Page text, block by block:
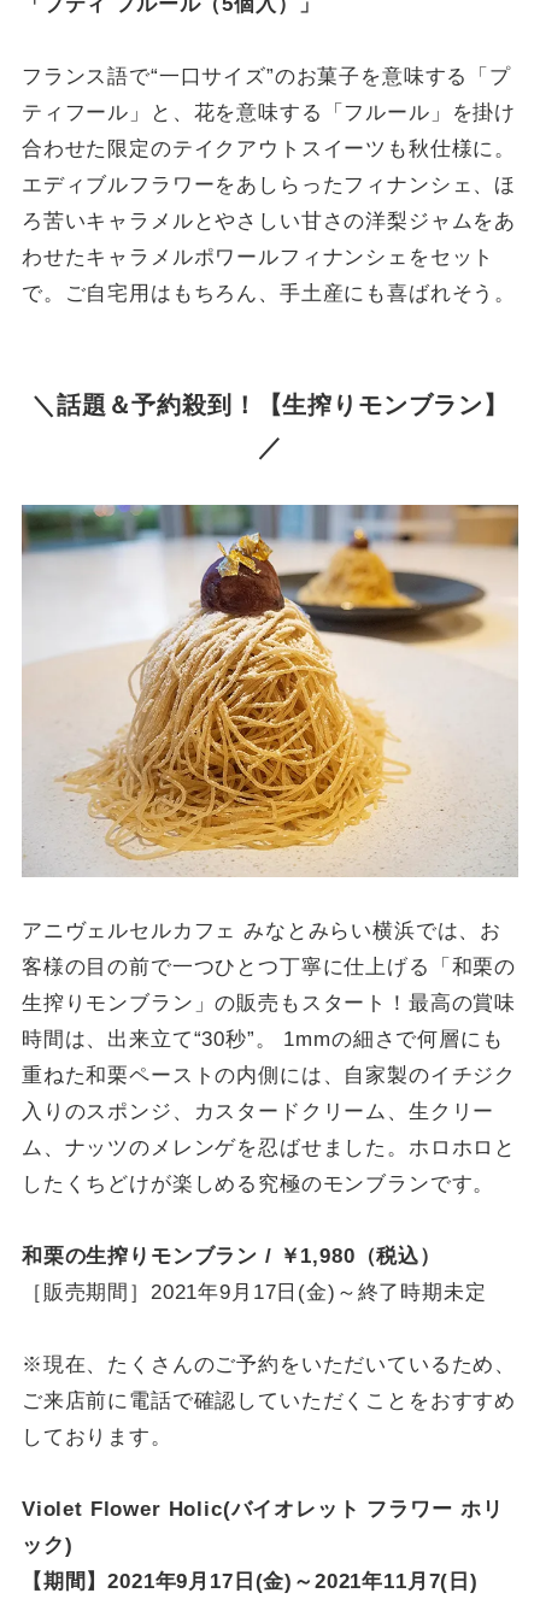
フランス語で“一口サイズ”のお菓子を意味する「プ
ティフール」と、花を意味する「フルール」を掛け
合わせた限定のテイクアウトスイーツも秋仕様に。
エディブルフラワーをあしらったフィナンシェ、ほ
ろ苦いキャラメルとやさしい甘さの洋梨ジャムをあ
わせたキャラメルポワールフィナンシェをセット
で。ご自宅用はもちろん、手土産にも喜ばれそう。
＼話題＆予約殺到！【生搾りモンブラン】
／
アニヴェルセルカフェ みなとみらい横浜では、お
客様の目の前で一つひとつ丁寧に仕上げる「和栗の
生搾りモンブラン」の販売もスタート！最高の賞味
時間は、出来立て“30秒”。 1mmの細さで何層にも
重ねた和栗ペーストの内側には、自家製のイチジク
入りのスポンジ、カスタードクリーム、生クリー
ム、ナッツのメレンゲを忍ばせました。ホロホロと
したくちどけが楽しめる究極のモンブランです。
和栗の生搾りモンブラン / ￥1,980（税込）
［販売期間］2021年9月17日(金)～終了時期未定
※現在、たくさんのご予約をいただいているため、
ご来店前に電話で確認していただくことをおすすめ
しております。
Violet Flower Holic(バイオレット フラワー ホリ
ック)
【期間】2021年9月17日(金)～2021年11月7(日)